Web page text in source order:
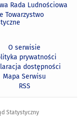
Rada Ludnościowa
Towarzystwo
O serwisie
prywatności
dostępności
Mapa Serwisu
RSS
Statystyczny